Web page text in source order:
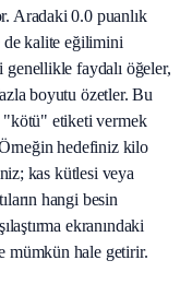
Aradaki 0.0 puanlık
de kalite eğilimini
genellikle faydalı öğeler,
boyutu özetler. Bu
"kötü" etiketi vermek
hedefiniz kilo
kas kütlesi veya
hangi besin
ekranındaki
mümkün hale getirir.